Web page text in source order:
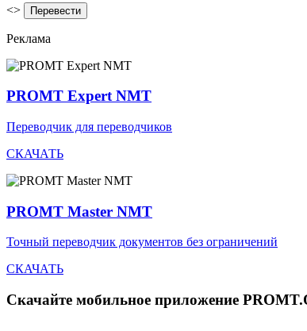
<>
Реклама
PROMT Expert NMT
Переводчик для переводчиков
СКАЧАТЬ
PROMT Master NMT
Точный переводчик документов без ограничений
СКАЧАТЬ
Скачайте мобильное приложение